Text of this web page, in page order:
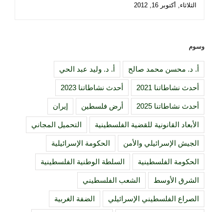
الثلاثاء, أكتوبر 16, 2012
وسوم
أ. د. محسن محمد صالح أ. د. وليد عبد الحي
أحدث نشاطاتنا 2021 أحدث نشاطاتنا 2023
أحدث نشاطاتنا 2025 أرض فلسطين إيران
الأبعاد القانونية للقضية الفلسطينية التحميل المجاني
الجيش الإسرائيلي والأمن الحكومة الإسرائيلية
الحكومة الفلسطينية السلطة الوطنية الفلسطينية
الشرق الأوسط الشعب الفلسطيني
الصراع الفلسطيني الإسرائيلي الضفة الغربية